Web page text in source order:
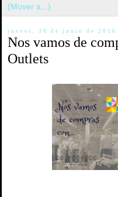
jueves, 30 de junio de 2016
Nos vamos de
Outlets